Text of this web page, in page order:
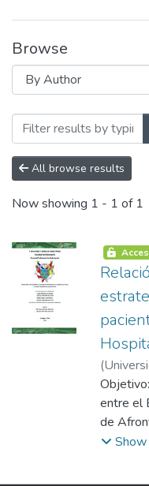
Browse
Browsing
All browse results
Now showing 1 - 1 of 1
(
2024-
Bellido
entre el
de